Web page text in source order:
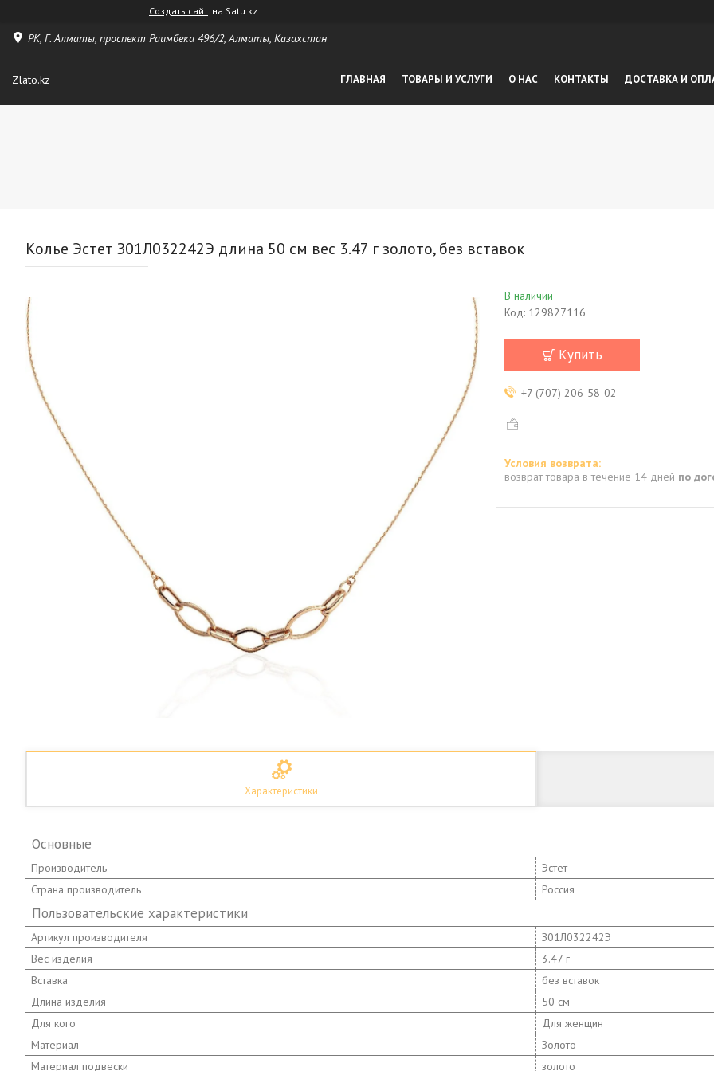
Создать сайт на Satu.kz
РК, Г. Алматы, проспект Раимбека 496/2, Алматы, Казахстан
Zlato.kz ГЛАВНАЯ ТОВАРЫ И УСЛУГИ О НАС КОНТАКТЫ ДОСТАВКА И
Колье Эстет З01Л032242Э длина 50 см вес 3.47 г золото, без вставок
В наличии
Код: 129827116
Купить
+7 (707) 206-58-02
возврат товара в течение 14 дней по
Характеристики
Основные
Производитель
Эстет
Страна производитель
Россия
Пользовательские характеристики
Артикул производителя
З01Л032242Э
Вес изделия
3.47 г
Вставка
без вставок
Длина изделия
50 см
Для кого
Для женщин
Материал
Золото
Материал подвески
золото